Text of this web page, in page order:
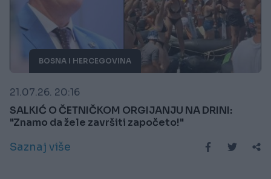
BOSNA I HERCEGOVINA
21.07.26. 20:16
SALKIĆ O ČETNIČKOM ORGIJANJU NA DRINI:
"Znamo da žele završiti započeto!"
Saznaj više